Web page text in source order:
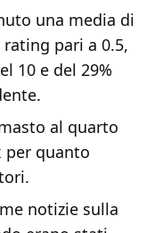
una media di
pari a 0.5,
10 e del 29%
al quarto
per quanto
notizie sulla